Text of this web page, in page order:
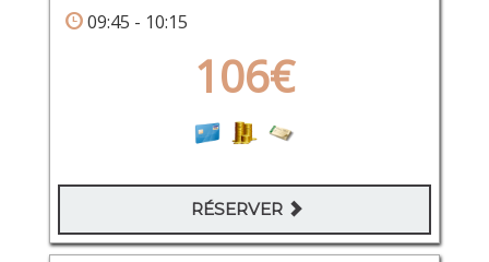
09:45 - 10:15
106€
RÉSERVER